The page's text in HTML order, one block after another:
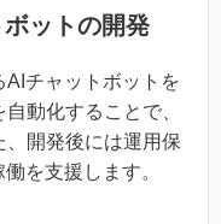
ットの開発
チャットボットを
動化することで、
、開発後には運用保
を支援します。